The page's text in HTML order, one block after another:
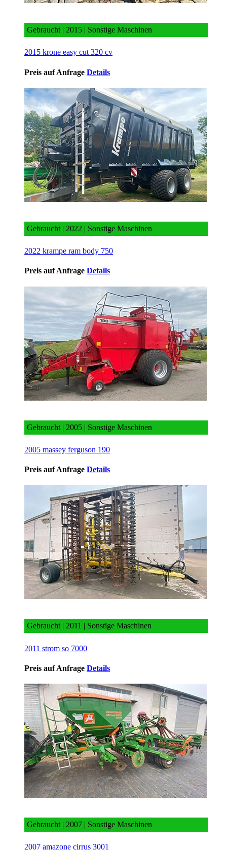
Gebraucht | 2015 | Sonstige Maschinen
2015 krone easy cut 320 cv
Preis auf Anfrage Details
Gebraucht | 2022 | Sonstige Maschinen
2022 krampe ram body 750
Preis auf Anfrage Details
Gebraucht | 2005 | Sonstige Maschinen
2005 massey ferguson 190
Preis auf Anfrage Details
Gebraucht | 2011 | Sonstige Maschinen
2011 strom so 7000
Preis auf Anfrage Details
Gebraucht | 2007 | Sonstige Maschinen
2007 amazone cirrus 3001